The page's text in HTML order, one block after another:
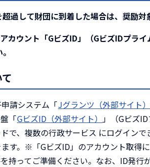
過して財団に到着した場合は、奨励対
カウント「GビズID」（GビズIDプラ
請システム「Jグランツ（外部サイト）
「GビズID（外部サイト）
」（Gビズ
で、複数の行政サービス にログイン
す。※「GビズID」のアカウント取得
持ってご準備ください。なお、ID発行